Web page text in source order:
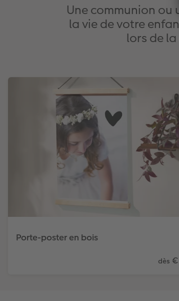
Une communion
la vie de votre
lors de
Porte-poster en bois
dès